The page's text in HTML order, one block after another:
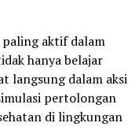
paling aktif dalam
hanya belajar
langsung dalam aksi
pertolongan
di lingkungan